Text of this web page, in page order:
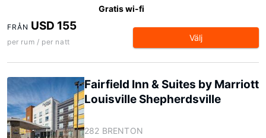
Gratis wi-fi
FRÅN USD 155
per rum / per natt Välj
Fairfield Inn & Suites by Marriott
Louisville Shepherdsville
282 BRENTON